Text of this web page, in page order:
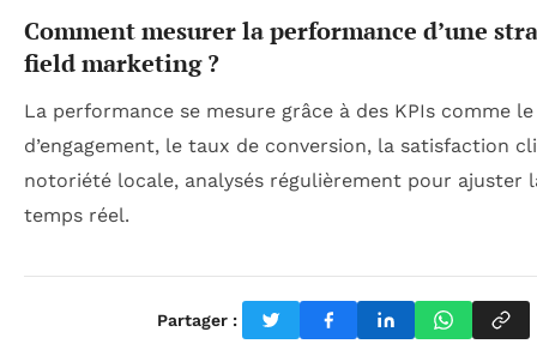
Comment mesurer la performance d’une
field marketing ?
La performance se mesure grâce à des KPIs comme
d’engagement, le taux de conversion, la satisfaction
notoriété locale, analysés régulièrement pour ajuster
temps réel.
Partager :